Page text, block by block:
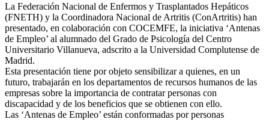
La Federación Nacional de Enfermos y Trasplantados Hepáticos
(FNETH) y la Coordinadora Nacional de Artritis (ConArtritis) han
presentado, en colaboración con COCEMFE, la iniciativa ‘Antenas
de Empleo’ al alumnado del Grado de Psicología del Centro
Universitario Villanueva, adscrito a la Universidad Complutense de
Madrid.
Esta presentación tiene por objeto sensibilizar a quienes, en un
futuro, trabajarán en los departamentos de recursos humanos de las
empresas sobre la importancia de contratar personas con
discapacidad y de los beneficios que se obtienen con ello.
Las ‘Antenas de Empleo’ están conformadas por personas